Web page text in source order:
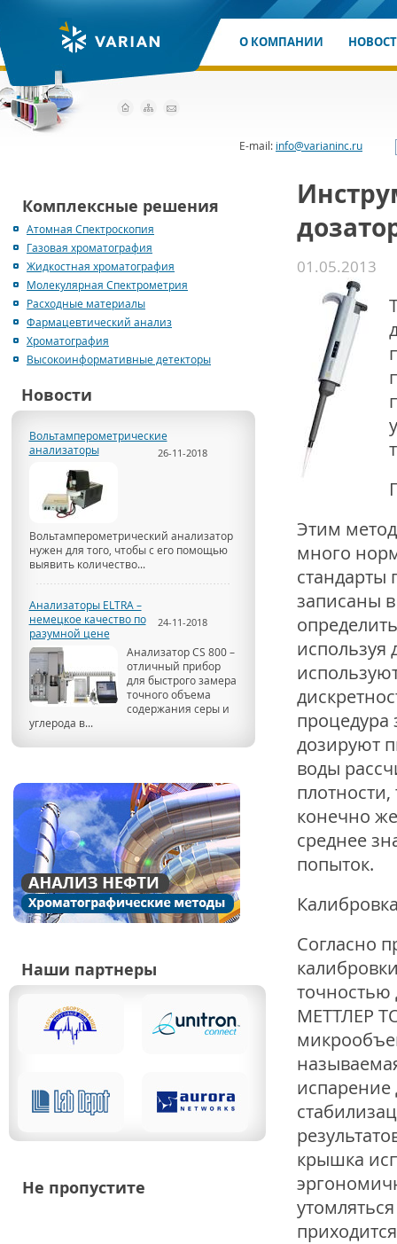
О КОМПАНИИ
E-mail: info@varianinc.ru
Комплексные решения
Атомная Спектроскопия
Газовая хроматография
Жидкостная хроматография
Молекулярная Спектрометрия
Расходные материалы
Фармацевтический анализ
Хроматография
Высокоинформативные детекторы
Новости
Вольтамперометрические
анализаторы
26-11-2018
Вольтамперометрический анализатор
нужен для того, чтобы с его помощью
выявить количество...
Анализаторы ELTRA –
немецкое качество по
разумной цене
24-11-2018
Анализатор CS 800 –
отличный прибор
для быстрого замера
точного объема
содержания серы и
углерода в...
Наши партнеры
Не пропустите
01.05.2013
Этим
много
стандарты
записаны
используя
процедура
дозируют
воды
конечно
среднее
попыток.
Согласно
МЕТТЛЕР
крышка